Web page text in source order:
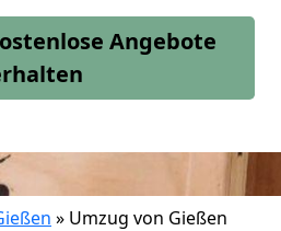
Angebote
» Umzug von Gießen